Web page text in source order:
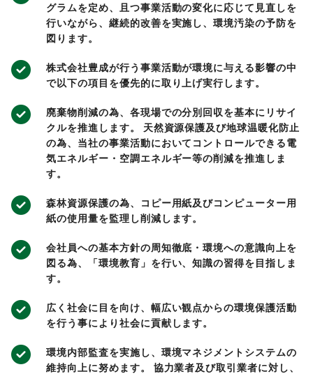
グラムを定め、且つ事業活動の変化に応じて見直しを
行いながら、継続的改善を実施し、環境汚染の予防を
図ります。
株式会社豊成が行う事業活動が環境に与える影響の中
で以下の項目を優先的に取り上げ実行します。
廃棄物削減の為、各現場での分別回収を基本にリサイ
クルを推進します。 天然資源保護及び地球温暖化防止
の為、当社の事業活動においてコントロールできる電
気エネルギー・空調エネルギー等の削減を推進しま
す。
森林資源保護の為、コピー用紙及びコンピューター用
紙の使用量を監理し削減します。
会社員への基本方針の周知徹底・環境への意識向上を
図る為、「環境教育」を行い、知識の習得を目指しま
す。
広く社会に目を向け、幅広い観点からの環境保護活動
を行う事により社会に貢献します。
環境内部監査を実施し、環境マネジメントシステムの
維持向上に努めます。 協力業者及び取引業者に対し、